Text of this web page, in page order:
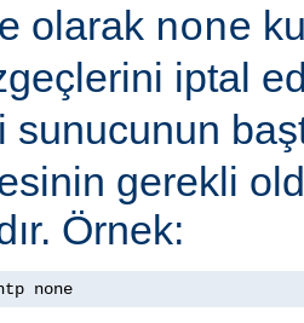
olarak none
iptal
sunucunun
gerekli
Örnek:
none